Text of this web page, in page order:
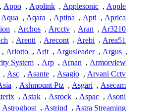
Apple
,
Applesonic
,
Applink
,
Appo
,
Aprica
,
Apti
,
Aptina
,
Aqara
,
Aqua
Ar3210
,
Aran
,
Arcctv
,
Archos
,
Area51
,
Arebi
,
Arecont
,
Arenti
,
,
Argus
,
Argusleader
,
Arit
,
Arlotto
,
Armorview
,
Arnan
,
Arp
,
System
Arvani Cctv
,
Asagio
,
Asante
,
Asc
,
Asecam
,
Asgari
,
Ashmount Ptz
,
Asoni
,
Aspac
,
Asrock
,
Astak
,
Astra Streaming
,
Astrind
,
Astroghost